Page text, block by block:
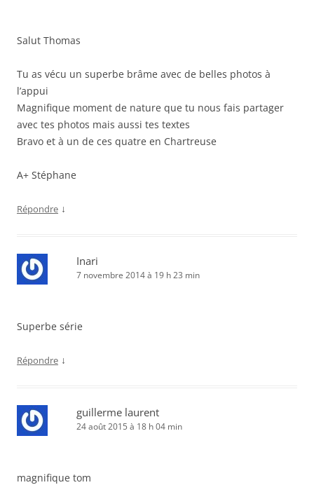
Salut Thomas
Tu as vécu un superbe brâme avec de belles photos à
l’appui
Magnifique moment de nature que tu nous fais partager
avec tes photos mais aussi tes textes
Bravo et à un de ces quatre en Chartreuse
A+ Stéphane
Répondre ↓
Inari
7 novembre 2014 à 19 h 23 min
Superbe série
Répondre ↓
guillerme laurent
24 août 2015 à 18 h 04 min
magnifique tom